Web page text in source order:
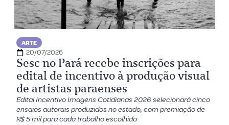
ARTE
20/07/2026
Sesc no Pará recebe inscrições para
edital de incentivo à produção visual
de artistas paraenses
Edital Incentivo Imagens Cotidianas 2026 selecionará cinco
ensaios autorais produzidos no estado, com premiação de
R$ 5 mil para cada trabalho escolhido